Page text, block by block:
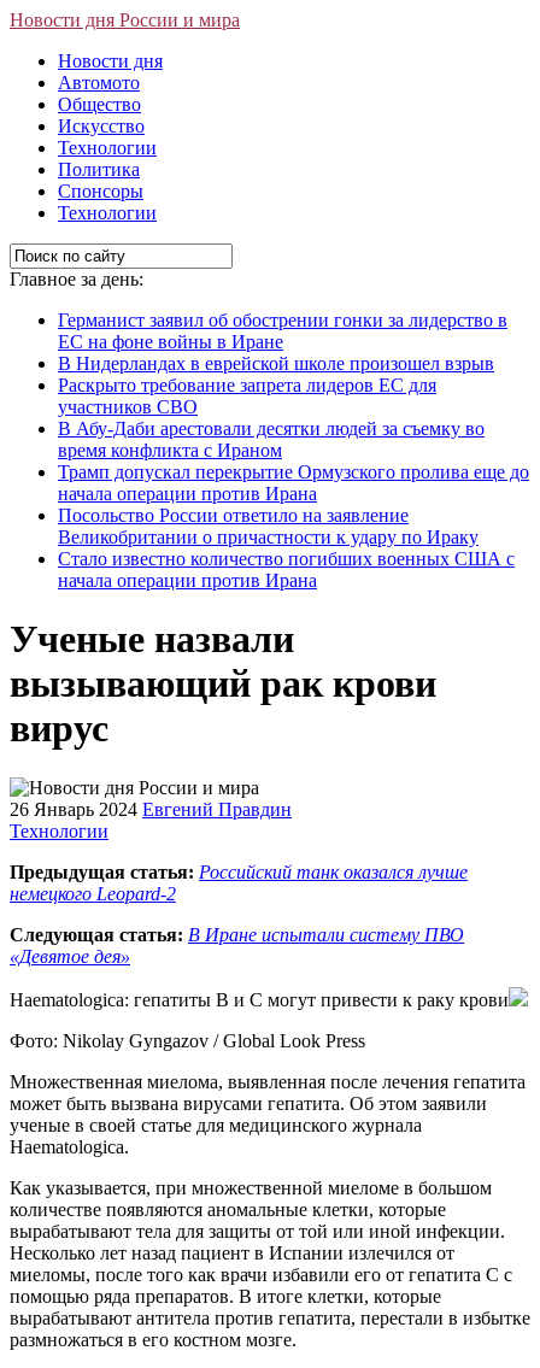
Новости дня России и мира
Новости дня
Автомото
Общество
Искусство
Технологии
Политика
Спонсоры
Технологии
Главное за день:
Германист заявил об обострении гонки за лидерство в
ЕС на фоне войны в Иране
В Нидерландах в еврейской школе произошел взрыв
Раскрыто требование запрета лидеров ЕС для
участников СВО
В Абу-Даби арестовали десятки людей за съемку во
время конфликта с Ираном
Трамп допускал перекрытие Ормузского пролива еще до
начала операции против Ирана
Посольство России ответило на заявление
Великобритании о причастности к удару по Ираку
Стало известно количество погибших военных США с
начала операции против Ирана
Ученые назвали
вызывающий рак крови
вирус
26 Январь 2024 Евгений Правдин
Технологии
Предыдущая статья: Российский танк оказался лучше
немецкого Leopard-2
Следующая статья: В Иране испытали систему ПВО
«Девятое дея»
Haematologica: гепатиты B и C могут привести к раку крови
Фото: Nikolay Gyngazov / Global Look Press
Множественная миелома, выявленная после лечения гепатита
может быть вызвана вирусами гепатита. Об этом заявили
ученые в своей статье для медицинского журнала
Haematologica.
Как указывается, при множественной миеломе в большом
количестве появляются аномальные клетки, которые
вырабатывают тела для защиты от той или иной инфекции.
Несколько лет назад пациент в Испании излечился от
миеломы, после того как врачи избавили его от гепатита С с
помощью ряда препаратов. В итоге клетки, которые
вырабатывают антитела против гепатита, перестали в избытке
размножаться в его костном мозге.